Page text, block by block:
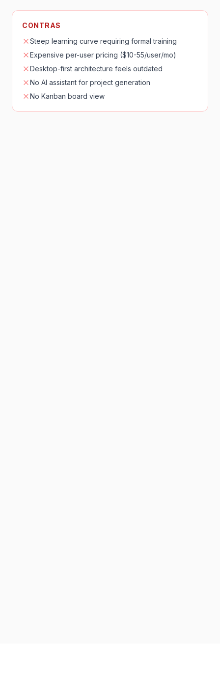
CONTRAS
Steep learning curve requiring formal training
Expensive per-user pricing ($10-55/user/mo)
Desktop-first architecture feels outdated
No AI assistant for project generation
No Kanban board view